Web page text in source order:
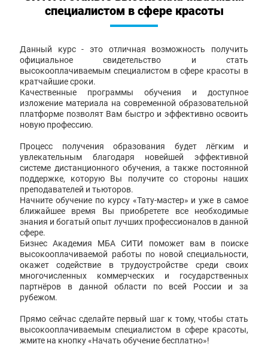
специалистом в сфере красоты
Данный курс - это отличная возможность получить
официальное свидетельство и стать
высокооплачиваемым специалистом в сфере красоты в
кратчайшие сроки.
Качественные программы обучения и доступное
изложение материала на современной образовательной
платформе позволят Вам быстро и эффективно освоить
новую профессию.
Процесс получения образования будет лёгким и
увлекательным благодаря новейшей эффективной
системе дистанционного обучения, а также постоянной
поддержке, которую Вы получите со стороны наших
преподавателей и тьюторов.
Начните обучение по курсу «Тату-мастер» и уже в самое
ближайшее время Вы приобретете все необходимые
знания и богатый опыт лучших профессионалов в данной
сфере.
Бизнес Академия МБА СИТИ поможет вам в поиске
высокооплачиваемой работы по новой специальности,
окажет содействие в трудоустройстве среди своих
многочисленных коммерческих и государственных
партнёров в данной области по всей России и за
рубежом.
Прямо сейчас сделайте первый шаг к тому, чтобы стать
высокооплачиваемым специалистом в сфере красоты,
жмите на кнопку «Начать обучение бесплатно»!